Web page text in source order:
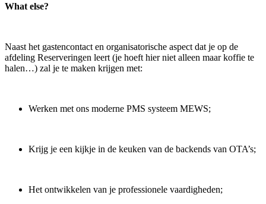
What else?
Naast het gastencontact en organisatorische aspect dat je op de
afdeling Reserveringen leert (je hoeft hier niet alleen maar koffie te
halen…) zal je te maken krijgen met:
Werken met ons moderne PMS systeem MEWS;
Krijg je een kijkje in de keuken van de backends van OTA’s;
Het ontwikkelen van je professionele vaardigheden;